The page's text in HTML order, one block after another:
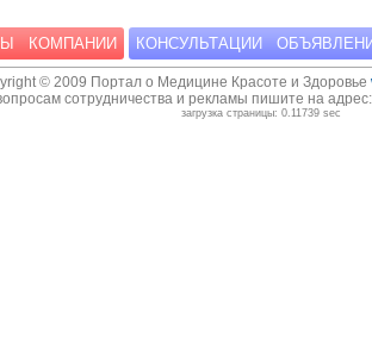
КОМПАНИИ КОНСУЛЬТАЦИИ
© 2009 Портал о Медицине Красоте и Здоровье
сотрудничества и рекламы пишите на
загрузка страницы: 0.11739 sec